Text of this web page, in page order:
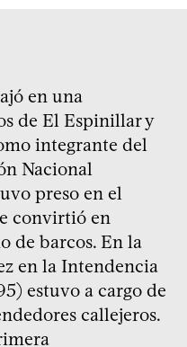
en una
de El Espinillar y
integrante del
Nacional
preso en el
convirtió en
de barcos. En la
en la Intendencia
estuvo a cargo de
callejeros.